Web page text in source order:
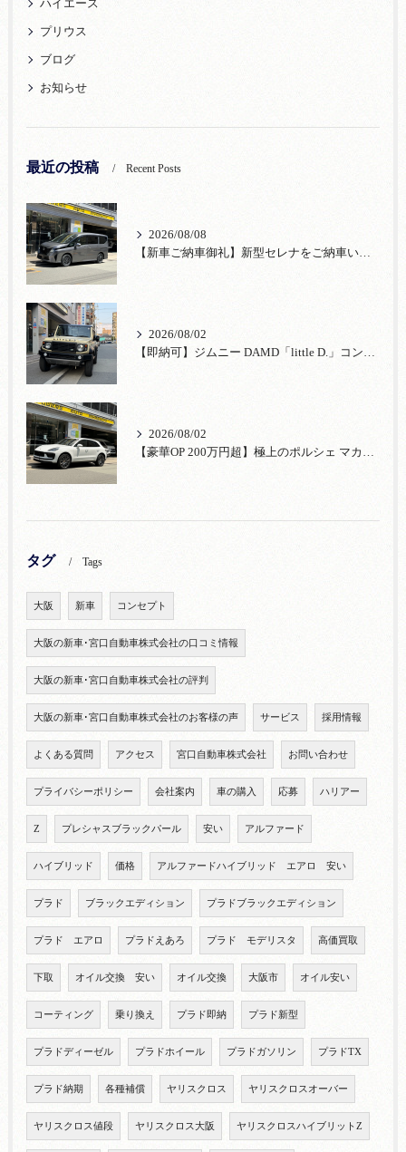
ハイエース
プリウス
ブログ
お知らせ
最近の投稿 Recent Posts
2026/08/08
【新車ご納車御礼】新型セレナをご納車いたしました！宮口自動車株式会社
2026/08/02
【即納可】ジムニー DAMD「little D.」コンプリート！登録済未使用車あり
2026/08/02
【豪華OP 200万円超】極上のポルシェ マカンが入荷！注目のオプション装備
タグ Tags
大阪 新車 コンセプト
大阪の新車･宮口自動車株式会社の口コミ情報
大阪の新車･宮口自動車株式会社の評判
大阪の新車･宮口自動車株式会社のお客様の声 サービス 採用情報
よくある質問 アクセス 宮口自動車株式会社 お問い合わせ
プライバシーポリシー 会社案内 車の購入 応募 ハリアー
Z プレシャスブラックパール 安い アルファード
ハイブリッド 価格 アルファードハイブリッド エアロ 安い
プラド ブラックエディション プラドブラックエディション
プラド エアロ プラドえあろ プラド モデリスタ 高価買取
下取 オイル交換 安い オイル交換 大阪市 オイル安い
コーティング 乗り換え プラド即納 プラド新型
プラドディーゼル プラドホイール プラドガソリン プラドTX
プラド納期 各種補償 ヤリスクロス ヤリスクロスオーバー
ヤリスクロス値段 ヤリスクロス大阪 ヤリスクロスハイブリットZ